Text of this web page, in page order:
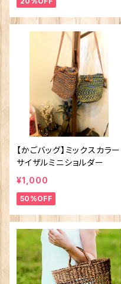
【かごバッグ】ミックスカラー
サイザルミニショルダー
¥1,000
50%OFF